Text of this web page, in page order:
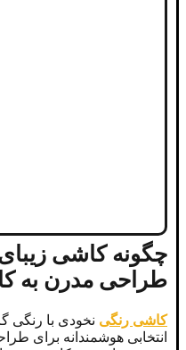
چگونه کاشی
طراحی مدرن به
کاشی رنگی نخودی با رنگی
انتخابی هوشمندانه برای